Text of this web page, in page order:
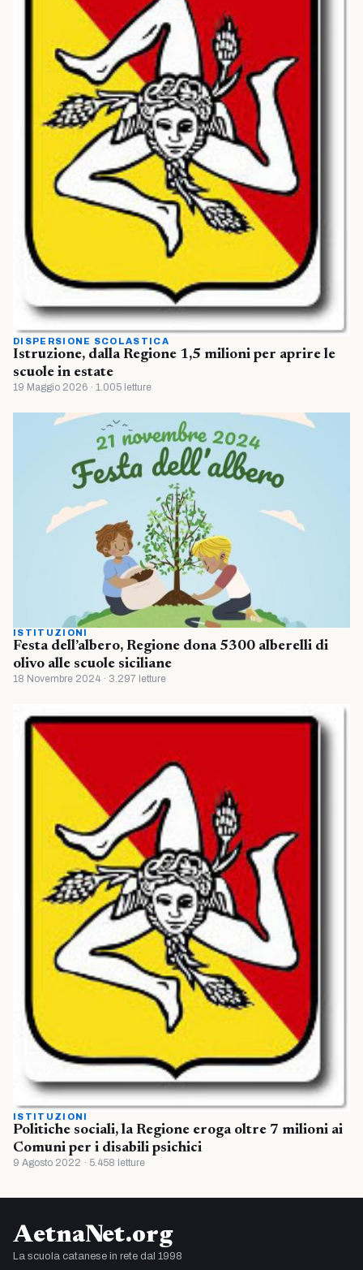
DISPERSIONE SCOLASTICA
Istruzione, dalla Regione 1,5 milioni per aprire le
scuole in estate
19 Maggio 2026 · 1.005 letture
ISTITUZIONI
Festa dell’albero, Regione dona 5300 alberelli di
olivo alle scuole siciliane
18 Novembre 2024 · 3.297 letture
ISTITUZIONI
Politiche sociali, la Regione eroga oltre 7 milioni ai
Comuni per i disabili psichici
9 Agosto 2022 · 5.458 letture
AetnaNet.org
La scuola catanese in rete dal 1998